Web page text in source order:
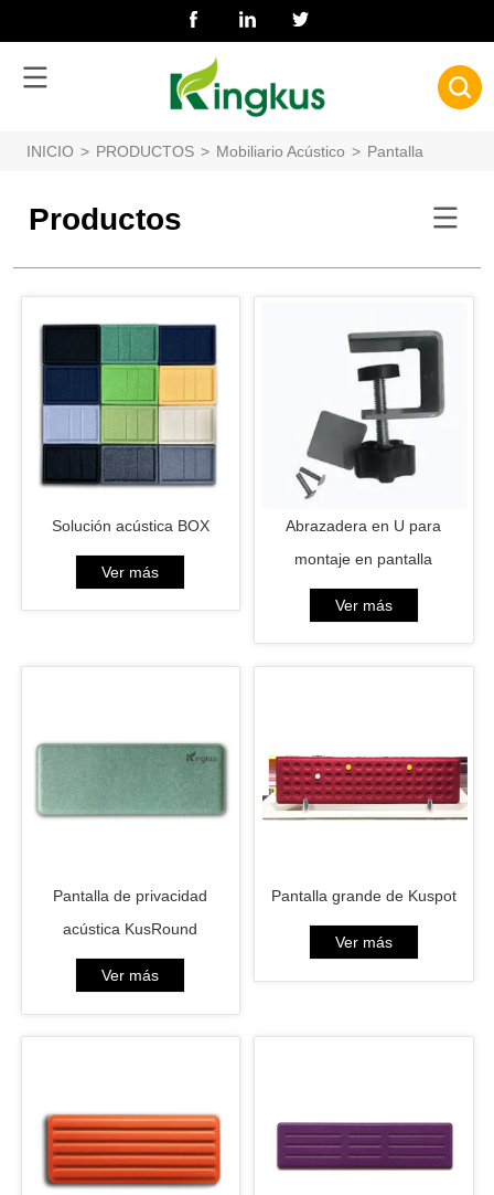
INICIO > PRODUCTOS > Mobiliario Acústico > Pantalla acústica
Productos
Solución acústica BOX
Ver más
Abrazadera en U para
montaje en pantalla
Ver más
Pantalla de privacidad
acústica KusRound
Ver más
Pantalla grande de Kuspot
Ver más